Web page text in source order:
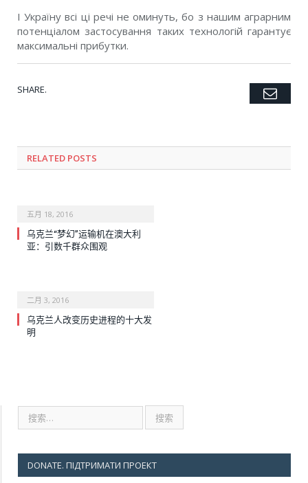
І Україну всі ці речі не оминуть, бо з нашим аграрним
потенціалом застосування таких технологій гарантує
максимальні прибутки.
SHARE. Twitter
Facebook
Google+
Pinterest
LinkedIn
Tumblr
RELATED POSTS
五月 18, 2016
乌克兰“梦幻”运输机在澳大利
亚：引数千群众围观
二月 3, 2016
乌克兰人改变历史进程的十大发
明
DONATE. ПІДТРИМАТИ ПРОЕКТ